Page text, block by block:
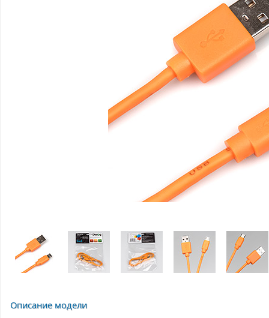
Описание модели